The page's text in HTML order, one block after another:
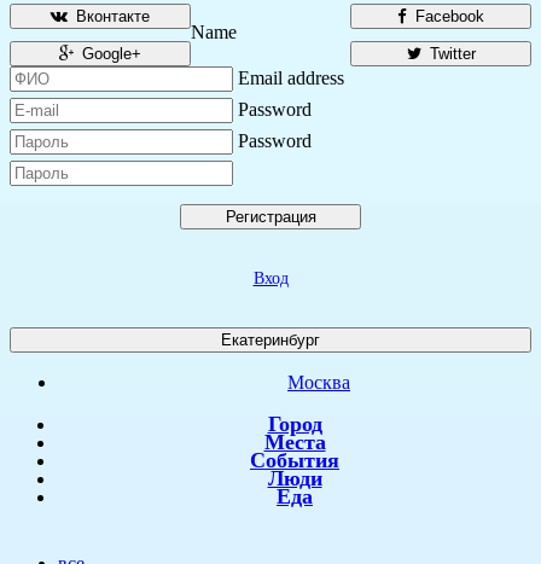
Facebook
Вконтакте
Twitter
Google+
Name
Email address
Password
Password
Регистрация
Вход
Екатеринбург
Москва
Город
Места
События
Люди
Еда